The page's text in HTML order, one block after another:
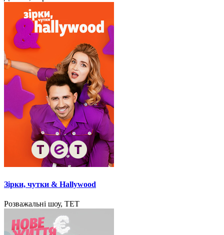
Зірки, чутки & Hallywood
Розважальні шоу, ТЕТ